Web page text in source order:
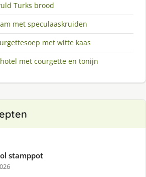
Turks brood
met speculaaskruiden
met witte kaas
met courgette en tonijn
stamppot